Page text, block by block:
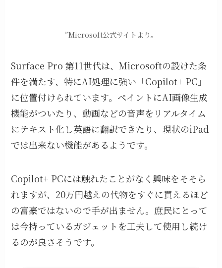
”Microsoft公式サイトより。
Surface Pro 第11世代は、Microsoftの設けた条
件を満たす、特にAI処理に強い「Copilot+ PC」
に位置付けられています。ペイントにAI画像生成
機能がついたり、動画などの音声をリアルタイム
にテキスト化し英語に翻訳できたり、現状のiPad
では出来ない機能があるようです。
Copilot+ PCには触れたことがなく興味をそそら
れますが、20万円越えの代物をすぐに買えるほど
の富豪ではないので手が出ません。庶民にとって
は今持っているガジェットを工夫して使用し続け
るのが良さそうです。